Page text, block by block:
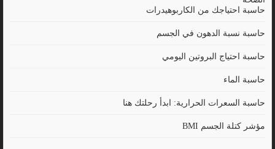
حاسبة احتياجك من الكاربوهيدرات
حاسبة نسبة الدهون في الجسم
حاسبة احتياج البروتين اليومي
حاسبة الماء
حاسبة السعرات الحرارية: ابدأ رحلتك هنا
مؤشر كتلة الجسم BMI